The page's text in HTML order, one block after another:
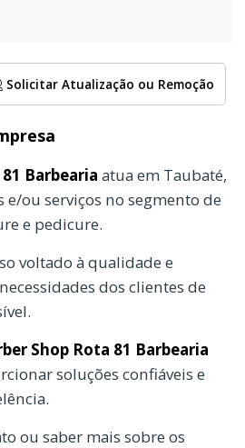
Solicitar Atualização ou Remoção
Barbearia atua em Taubaté,
ou serviços no segmento de
e pedicure.
voltado à qualidade e
dos clientes de
Shop Rota 81 Barbearia
soluções confiáveis e
ou saber mais sobre os